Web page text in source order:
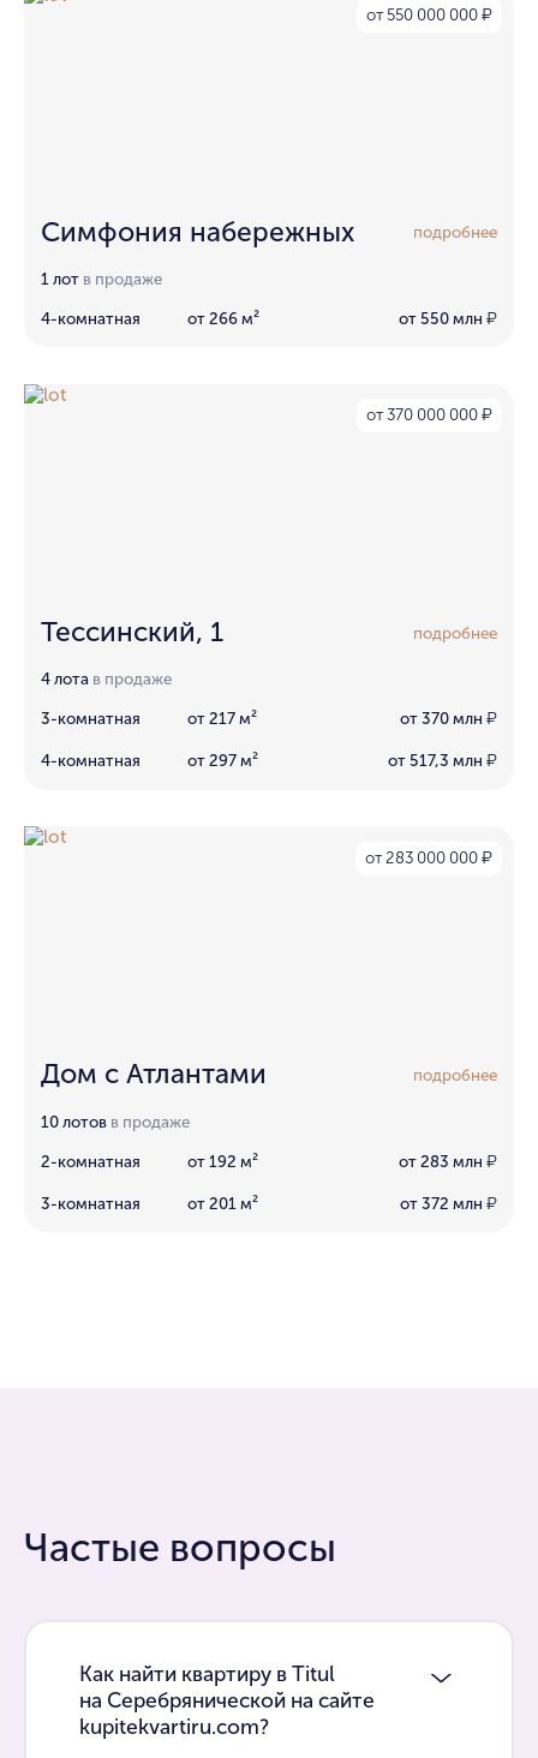
от 550 000 000 ₽
Симфония набережных подробнее
1 лот в продаже
4-комнатная от 266 м² от 550 млн ₽
от 370 000 000 ₽
Тессинский, 1 подробнее
4 лота в продаже
3-комнатная от 217 м² от 370 млн ₽
4-комнатная от 297 м² от 517,3 млн ₽
от 283 000 000 ₽
Дом с Атлантами подробнее
10 лотов в продаже
2-комнатная от 192 м² от 283 млн ₽
3-комнатная от 201 м² от 372 млн ₽
Частые вопросы
Как найти квартиру в Titul
на Серебрянической на сайте
kupitekvartiru.com?